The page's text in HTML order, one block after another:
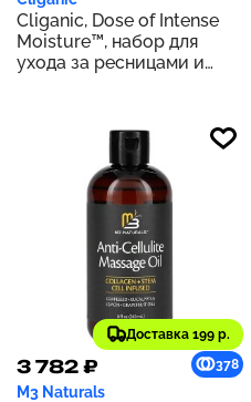
Cliganic, Dose of Intense
Moisture™, набор для
ухода за ресницами и
мл (8 жидк. унций)
Доставка 199 р.
3 782 ₽ 378
M3 Naturals